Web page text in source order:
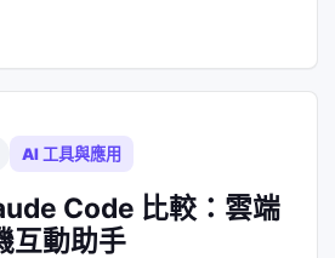
AI 工具與應用
Code 比較：雲端
互動助手